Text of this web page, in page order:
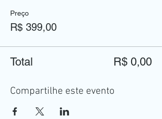
Preço
R$ 399,00
Total R$ 0,00
Compartilhe este evento